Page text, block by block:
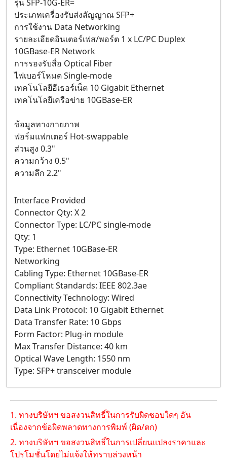
รุ่น SFP-10G-ER=
ประเภทเครื่องรับส่งสัญญาณ SFP+
การใช้งาน Data Networking
รายละเอียดอินเตอร์เฟส/พอร์ต 1 x LC/PC Duplex
10GBase-ER Network
การรองรับสื่อ Optical Fiber
ไฟเบอร์โหมด Single-mode
เทคโนโลยีอีเธอร์เน็ต 10 Gigabit Ethernet
เทคโนโลยีเครือข่าย 10GBase-ER
ข้อมูลทางกายภาพ
ฟอร์มแฟกเตอร์ Hot-swappable
ส่วนสูง 0.3"
ความกว้าง 0.5"
ความลึก 2.2"
Interface Provided
Connector Qty: X 2
Connector Type: LC/PC single-mode
Qty: 1
Type: Ethernet 10GBase-ER
Networking
Cabling Type: Ethernet 10GBase-ER
Compliant Standards: IEEE 802.3ae
Connectivity Technology: Wired
Data Link Protocol: 10 Gigabit Ethernet
Data Transfer Rate: 10 Gbps
Form Factor: Plug-in module
Max Transfer Distance: 40 km
Optical Wave Length: 1550 nm
Type: SFP+ transceiver module
1. ทางบริษัทฯ ขอสงวนสิทธิ์ในการรับผิดชอบใดๆ อัน
เนื่องจากข้อผิดพลาดทางการพิมพ์ (ผิด/ตก)
2. ทางบริษัทฯ ขอสงวนสิทธิ์ในการเปลี่ยนแปลงราคาและ
โปรโมชั่นโดยไม่แจ้งให้ทราบล่วงหน้า